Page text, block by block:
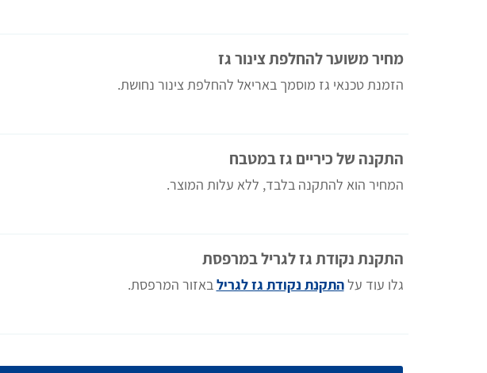
מחיר משוער להחלפת צינור גז
הזמנת טכנאי גז מוסמך באריאל להחלפת צינור נחושת.
התקנה של כיריים גז במטבח
המחיר הוא להתקנה בלבד, ללא עלות המוצר.
התקנת נקודת גז לגריל במרפסת
גלו עוד עלהתקנת נקודת גז לגרילבאזור המרפסת.